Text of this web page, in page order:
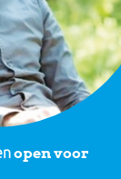
open voor